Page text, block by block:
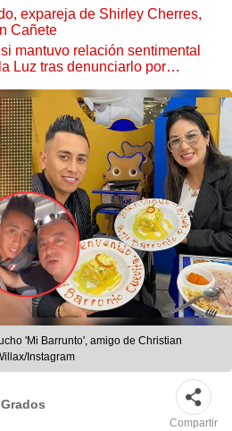
expareja de Shirley Cherres,
Cañete
mantuvo relación sentimental
Luz tras denunciarlo por
'Mi Barrunto', amigo de Christian
Instagram
Compartir